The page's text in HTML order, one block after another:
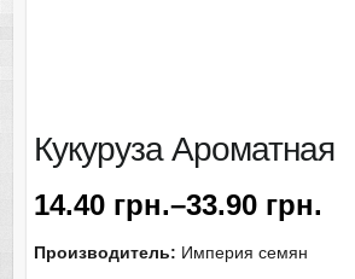
Кукуруза Ароматная
14.40 грн.–33.90 грн.
Производитель: Империя семян